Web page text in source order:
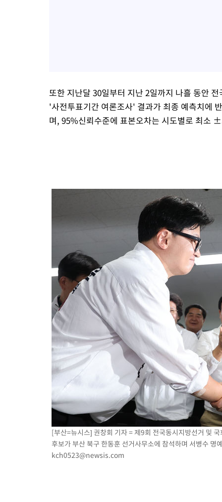
또한 지난달 30일부터 지난 2일까지 나흘 동안
'사전투표기간 여론조사' 결과가 최종 예측치에
며, 95%신뢰수준에 표본오차는 시도별로 최
[부산=뉴시스] 권창회 기자 = 제9회 전국동시지방선거 및
후보가 부산 북구 한동훈 선거사무소에 참석하며 서병수
kch0523@newsis.com